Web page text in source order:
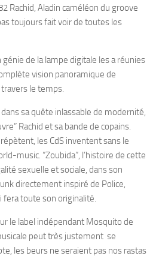
Rachid, Aladin caméléon du groove
toujours fait voir de toutes les
de la lampe digitale les a réunies
vision panoramique de
le temps.
sa quête inlassable de modernité,
Rachid et sa bande de copains.
les CdS inventent sans le
music. “Zoubida”, l’histoire de cette
sexuelle et sociale, dans son
directement inspiré de Police,
fera toute son originalité.
le label indépendant Mosquito de
peut très justement se
les beurs ne seraient pas nos rastas